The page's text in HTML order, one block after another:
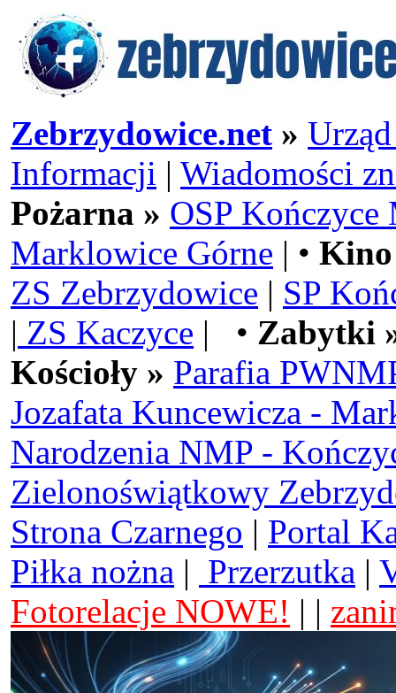
Zebrzydowice.net »
Informacji | Wiadomości
Pożarna » OSP Kończyce
Marklowice Górne | •
ZS Zebrzydowice | SP
| ZS Kaczyce | • Zabytki
Kościoły » Parafia
Jozafata Kuncewicza -
Narodzenia NMP -
Zielonoświątkowy
Strona Czarnego | Portal
Piłka nożna | Przerzutka |
Fotorelacje NOWE! | |